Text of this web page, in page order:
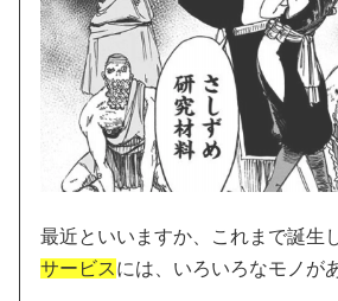
最近といいますか、これまで誕生
サービスには、いろいろなモノが